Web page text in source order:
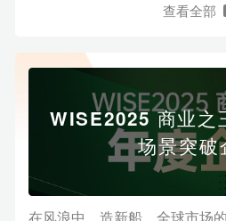
查看全部
WISE2025 商业之
场景突破